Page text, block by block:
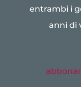
entrambi i
anni di